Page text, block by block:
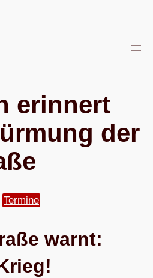
erin­nert
der
Termine
warnt: